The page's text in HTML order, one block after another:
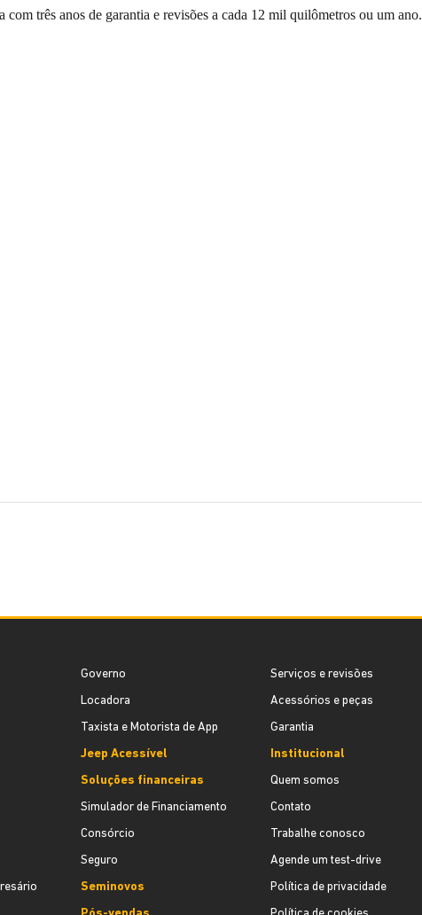
três anos de garantia e revisões a cada 12 mil quilômetros ou um ano.
Governo
Locadora
Taxista e Motorista de App
Jeep Acessível
Soluções financeiras
Simulador de Financiamento
Consórcio
Seguro
Seminovos
Serviços e revisões
Acessórios e peças
Garantia
Institucional
Quem somos
Contato
Trabalhe conosco
Agende um test-drive
Política de privacidade